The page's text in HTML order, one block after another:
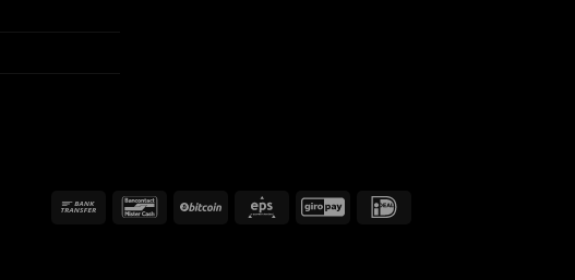
Przelew
BancontactBitCoin Eps GiroPay